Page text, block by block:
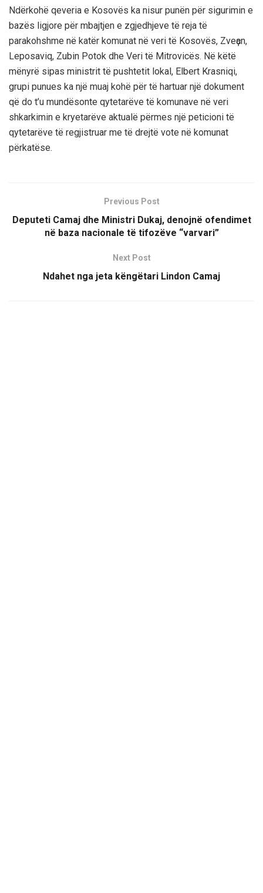
Ndërkohë qeveria e Kosovës ka nisur punën për sigurimin e
bazës ligjore për mbajtjen e zgjedhjeve të reja të
parakohshme në katër komunat në veri të Kosovës, Zveҫan,
Leposaviq, Zubin Potok dhe Veri të Mitrovicës. Në këtë
mënyrë sipas ministrit të pushtetit lokal, Elbert Krasniqi,
grupi punues ka një muaj kohë për të hartuar një dokument
që do t’u mundësonte qytetarëve të komunave në veri
shkarkimin e kryetarëve aktualë përmes një peticioni të
qytetarëve të regjistruar me të drejtë vote në komunat
përkatëse.
Previous Post
Deputeti Camaj dhe Ministri Dukaj, denojnë ofendimet
në baza nacionale të tifozëve “varvari”
Next Post
Ndahet nga jeta këngëtari Lindon Camaj